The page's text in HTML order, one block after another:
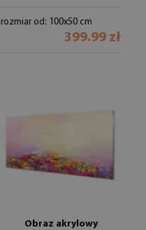
rozmiar od: 100x50 cm
399.99 zł
Obraz akrylowy